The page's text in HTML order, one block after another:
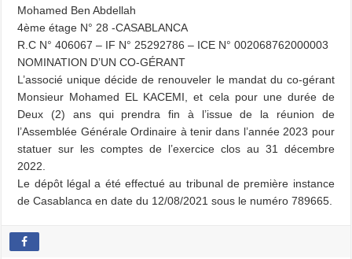
Mohamed Ben Abdellah
4ème étage N° 28 -CASABLANCA
R.C N° 406067 – IF N° 25292786 – ICE N° 002068762000003
NOMINATION D’UN CO-GÉRANT
L’associé unique décide de renouveler le mandat du co-gérant
Monsieur Mohamed EL KACEMI, et cela pour une durée de
Deux (2) ans qui prendra fin à l’issue de la réunion de
l’Assemblée Générale Ordinaire à tenir dans l’année 2023 pour
statuer sur les comptes de l’exercice clos au 31 décembre
2022.
Le dépôt légal a été effectué au tribunal de première instance
de Casablanca en date du 12/08/2021 sous le numéro 789665.